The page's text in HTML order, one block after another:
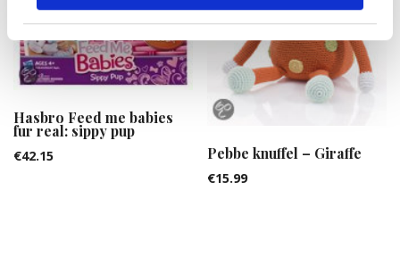
Hasbro Feed me babies
fur real: sippy pup
€42.15 Pebbe knuffel – Giraffe
€15.99